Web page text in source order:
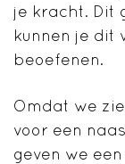
je kracht. Dit
kunnen je dit
beoefenen.
Omdat we
voor een
geven we